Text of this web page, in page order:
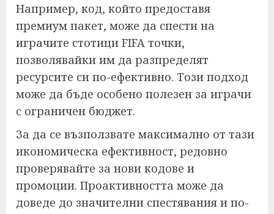
Например, код, който предоставя
премиум пакет, може да спести на
играчите стотици FIFA точки,
позволявайки им да разпределят
ресурсите си по-ефективно. Този подход
може да бъде особено полезен за играчи
с ограничен бюджет.
За да се възползвате максимално от тази
икономическа ефективност, редовно
проверявайте за нови кодове и
промоции. Проактивността може да
доведе до значителни спестявания и по-